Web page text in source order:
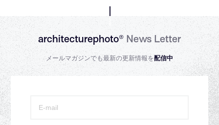
architecturephoto®News Letter
メールマガジンでも最新の更新情報を配信中